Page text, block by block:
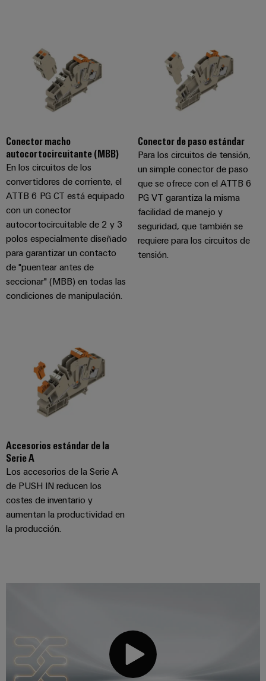
Conector macho
autocortocircuitante (MBB)
En los circuitos de los
convertidores de corriente, el
ATTB 6 PG CT está equipado
con un conector
autocortocircuitable de 2 y 3
polos especialmente diseñado
para garantizar un contacto
de "puentear antes de
seccionar" (MBB) en todas las
condiciones de manipulación.
Conector de paso estándar
Para los circuitos de tensión,
un simple conector de paso
que se ofrece con el ATTB 6
PG VT garantiza la misma
facilidad de manejo y
seguridad, que también se
requiere para los circuitos de
tensión.
Accesorios estándar de la
Serie A
Los accesorios de la Serie A
de PUSH IN reducen los
costes de inventario y
aumentan la productividad en
la producción.